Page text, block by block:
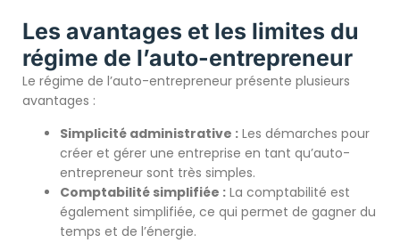
Les avantages et les limites du
régime de l’auto-entrepreneur
Le régime de l’auto-entrepreneur présente plusieurs
avantages :
Simplicité administrative : Les démarches pour
créer et gérer une entreprise en tant qu’auto-
entrepreneur sont très simples.
Comptabilité simplifiée : La comptabilité est
également simplifiée, ce qui permet de gagner du
temps et de l’énergie.